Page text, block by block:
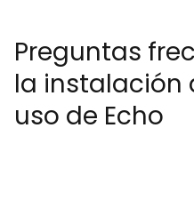
Preguntas
la instalación
uso de Echo